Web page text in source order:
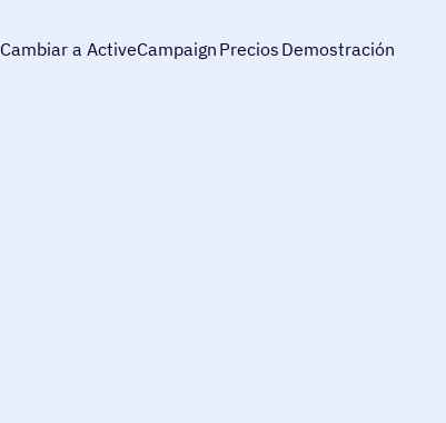
Cambiar a ActiveCampaign Precios Demostración